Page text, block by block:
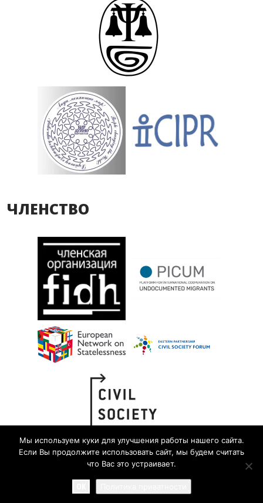
ЧЛЕНСТВО
Мы используем куки для улучшения работы нашего сайта.
Если Вы продолжите использовать сайт, мы будем считать
что Вас это устраивает.